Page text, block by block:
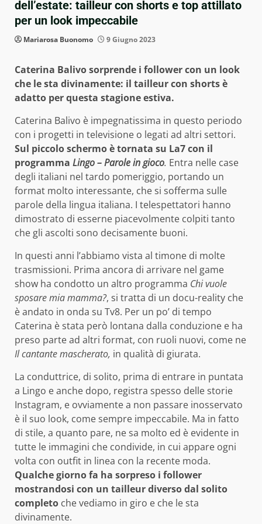
dell’estate: tailleur con shorts e top attillato
per un look impeccabile
Mariarosa Buonomo 9 Giugno 2023
Caterina Balivo sorprende i follower con un look
che le sta divinamente: il tailleur con shorts è
adatto per questa stagione estiva.
Caterina Balivo è impegnatissima in questo periodo
con i progetti in televisione o legati ad altri settori.
Sul piccolo schermo è tornata su La7 con il
programma Lingo – Parole in gioco. Entra nelle case
degli italiani nel tardo pomeriggio, portando un
format molto interessante, che si sofferma sulle
parole della lingua italiana. I telespettatori hanno
dimostrato di esserne piacevolmente colpiti tanto
che gli ascolti sono decisamente buoni.
In questi anni l’abbiamo vista al timone di molte
trasmissioni. Prima ancora di arrivare nel game
show ha condotto un altro programma Chi vuole
sposare mia mamma?, si tratta di un docu-reality che
è andato in onda su Tv8. Per un po’ di tempo
Caterina è stata però lontana dalla conduzione e ha
preso parte ad altri format, con ruoli nuovi, come ne
Il cantante mascherato, in qualità di giurata.
La conduttrice, di solito, prima di entrare in puntata
a Lingo e anche dopo, registra spesso delle storie
Instagram, e ovviamente a non passare inosservato
è il suo look, come sempre impeccabile. Ma in fatto
di stile, a quanto pare, ne sa molto ed è evidente in
tutte le immagini che condivide, in cui appare ogni
volta con outfit in linea con la recente moda.
Qualche giorno fa ha sorpreso i follower
mostrandosi con un tailleur diverso dal solito
completo che vediamo in giro e che le sta
divinamente.